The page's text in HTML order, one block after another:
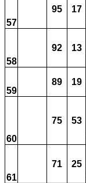
57
95 17
58
92 13
59
89 19
60
75 53
61
71 25